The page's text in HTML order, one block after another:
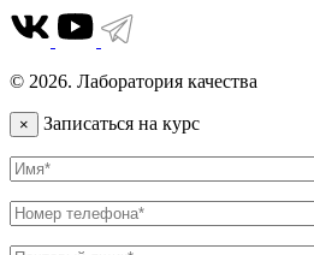
© 2026. Лаборатория качества
× Записаться на курс